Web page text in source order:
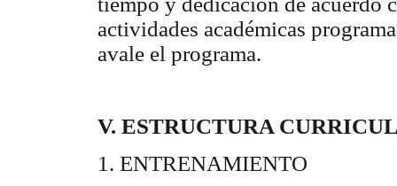
actividades académicas
avale el programa.
V. ESTRUCTURA
1. ENTRENAMIENTO